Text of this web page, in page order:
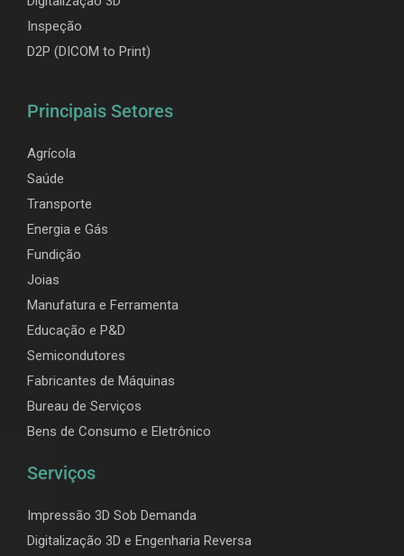
Inspeção
D2P (DICOM to Print)
Principais Setores
Agrícola
Saúde
Transporte
Energia e Gás
Fundição
Joias
Manufatura e Ferramenta
Educação e P&D
Semicondutores
Fabricantes de Máquinas
Bureau de Serviços
Bens de Consumo e Eletrônico
Serviços
Impressão 3D Sob Demanda
Digitalização 3D e Engenharia Reversa